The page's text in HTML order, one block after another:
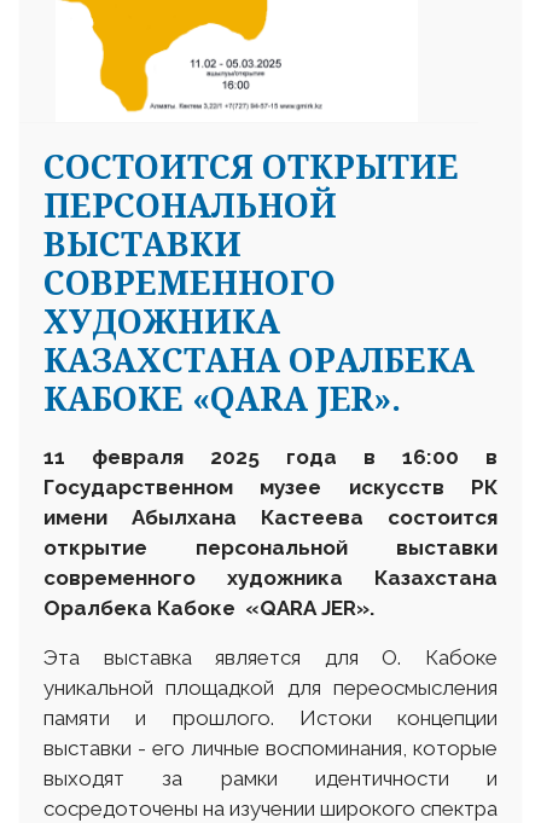
СОСТОИТСЯ ОТКРЫТИЕ
ПЕРСОНАЛЬНОЙ
ВЫСТАВКИ
СОВРЕМЕННОГО
ХУДОЖНИКА
КАЗАХСТАНА ОРАЛБЕКА
КАБОКЕ «QARA JER».
11 февраля 2025 года в 16:00 в
Государственном музее искусств РК
имени Абылхана Кастеева состоится
открытие персональной выставки
современного художника Казахстана
Оралбека Кабоке «QARA JER».
Эта выставка является для О. Кабоке
уникальной площадкой для переосмысления
памяти и прошлого. Истоки концепции
выставки - его личные воспоминания, которые
выходят за рамки идентичности и
сосредоточены на изучении широкого спектра